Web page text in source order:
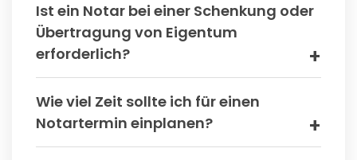
Ist ein Notar bei einer Schenkung oder
Übertragung von Eigentum
erforderlich?
Wie viel Zeit sollte ich für einen
Notartermin einplanen?